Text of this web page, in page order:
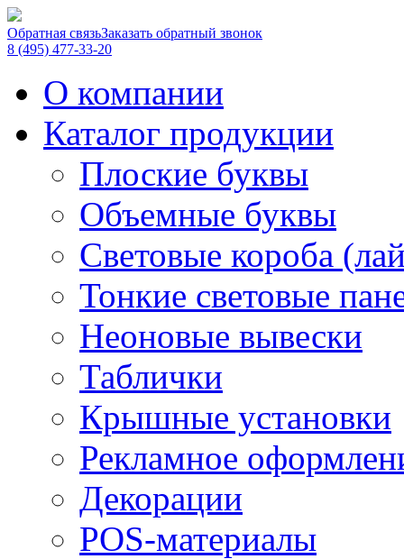
Обратная связьЗаказать обратный звонок
8 (495) 477-33-20
О компании
Каталог продукции
Плоские буквы
Объемные буквы
Световые короба
Тонкие световые
Неоновые вывески
Таблички
Крышные установки
Рекламное
Декорации
POS-материалы